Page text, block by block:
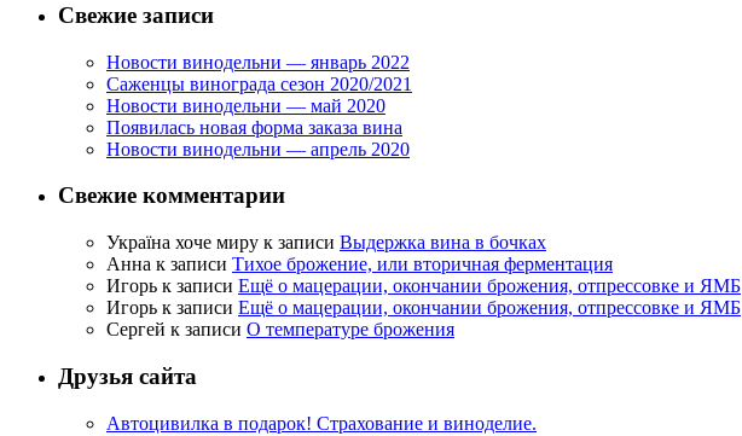
Свежие записи
Новости винодельни — январь 2022
Саженцы винограда сезон 2020/2021
Новости винодельни — май 2020
Появилась новая форма заказа вина
Новости винодельни — апрель 2020
Свежие комментарии
Україна хоче миру к записи Выдержка вина в бочках
Анна к записи Тихое брожение, или вторичная ферментация
Игорь к записи Ещё о мацерации, окончании брожения, отпрессовке и ЯМБ
Игорь к записи Ещё о мацерации, окончании брожения, отпрессовке и ЯМБ
Сергей к записи О температуре брожения
Друзья сайта
Автоцивилка в подарок! Страхование и виноделие.